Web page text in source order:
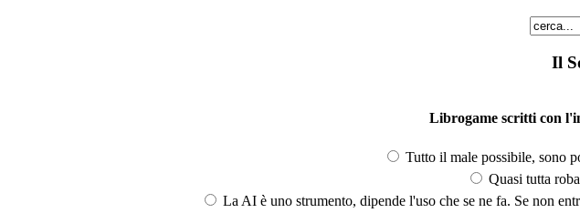
Il
Librogame scritti con
Tutto il male possibile, sono
Quasi tutta
La AI è uno strumento, dipende l'uso che se ne fa. Se non